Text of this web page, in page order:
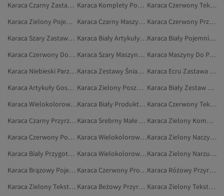
Karaca Czarny Zastawa Stołowa
Karaca Komplety Poszewek Na Kołdrę Pojedynczą
Karaca Czerwony Tekstylia Do Sypialni
Karaca Zielony Pojemniki Do Przechowywania
Karaca Czarny Maszyny Do Parzenia Herbaty
Karaca Czerwony Przyrządzanie Potraw
Karaca Szary Zastawa Stołowa
Karaca Biały Artykuły Gospodarstwa Domowego
Karaca Biały Pojemniki Do Przechowywania
Karaca Czerwony Dom I Meble
Karaca Szary Maszyny Do Parzenia Herbaty
Karaca Maszyny Do Parzenia Herbaty
Karaca Niebieski Parzenie Herbaty I Kawy
Karaca Zestawy Śniadaniowe
Karaca Ecru Zastawa Stołowa
Karaca Artykuły Gospodarstwa Domowego
Karaca Zielony Poszwy Na Kołdrę Dwuosobową
Karaca Biały Zestaw Obiadowy
Karaca Wielokolorowy Zestawy Śniadaniowe
Karaca Biały Produkty Do Prezentacji Herbaty I Kawy
Karaca Czerwony Tekstylia Domowe
Karaca Czarny Przyrządzanie Potraw
Karaca Srebrny Małe Urządzenia AGD
Karaca Zielony Komplet Pościeli
Karaca Czerwony Poszwy Na Kołdrę Dwuosobową
Karaca Wielokolorowy Naczynia I Kuchnia
Karaca Zielony Naczynia I Kuchnia
Karaca Biały Przygotowywanie Napojów
Karaca Wielokolorowy Zestaw Obiadowy
Karaca Zielony Narzuty Jednoosobowe I Zestawy Narzut
Karaca Brązowy Pojemniki Do Przechowywania
Karaca Czerwony Produkty Do Prezentacji Herbaty I Kawy
Karaca Różowy Przyrządzanie Potraw
Karaca Zielony Tekstylia Do Sypialni
Karaca Beżowy Przyrządzanie Potraw
Karaca Zielony Tekstylia Domowe